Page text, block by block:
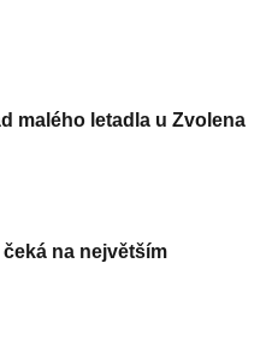
malého letadla u Zvolena
na největším